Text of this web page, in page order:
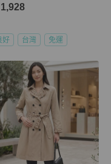
好 台灣 免運